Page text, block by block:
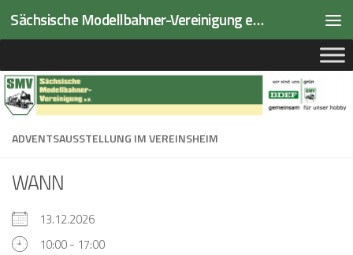
Zum Inhalt springen Sächsische Modellbahner-Vereinigung e.V.
ADVENTSAUSSTELLUNG IM VEREINSHEIM
WANN
13.12.2026
10:00 - 17:00